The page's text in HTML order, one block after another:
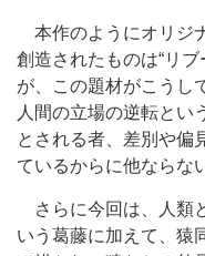
本作のようにオリジ
創造されたものは“リ
が、この題材がこうし
人間の立場の逆転とい
とされる者、差別や偏
ているからに他ならな
さらに今回は、人類
いう葛藤に加えて、猿